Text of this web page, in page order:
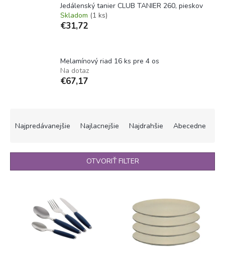
Jedálenský tanier CLUB TANIER 260, pieskov
Skladom (1 ks)
€31,72
Melamínový riad 16 ks pre 4 os
Na dotaz
€67,17
i
Najpredávanejšie Najlacnejšie Najdrahšie Abecedne
OTVORIŤ FILTER